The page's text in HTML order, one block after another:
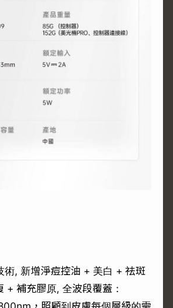
術, 新增淨痘控油 + 美白 + 祛斑
+ 補充膠原, 全波段覆蓋：